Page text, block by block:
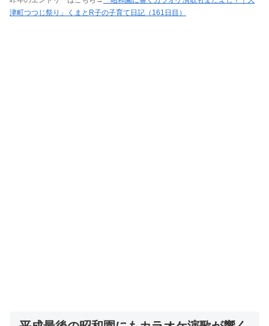
津町つつじ祭り」くまとR子の子育て日記（161日目）